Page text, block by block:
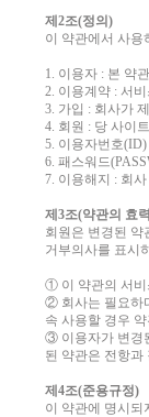
제2조(정의)
이 약관에서 사용
1. 이용자 : 본 약
2. 이용계약 : 서
3. 가입 : 회사가
4. 회원 : 당 사이
5. 이용자번호
6. 패스워드
7. 이용해지 : 회
제3조(약관의 효
회원은 변경된 약
거부의사를 표시
① 이 약관의 서비
② 회사는 필요하
속 사용할 경우
③ 이용자가 변경
된 약관은 전항과
제4조(준용규정)
이 약관에 명시되